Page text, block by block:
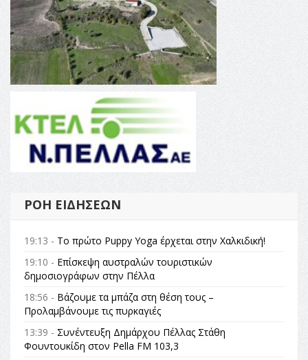
ΡΟΉ ΕΙΔΉΣΕΩΝ
19:13 - Το πρώτο Puppy Yoga έρχεται στην Χαλκιδική!
19:10 - Επίσκεψη αυστραλών τουριστικών
δημοσιογράφων στην Πέλλα
18:56 - Βάζουμε τα μπάζα στη θέση τους –
Προλαμβάνουμε τις πυρκαγιές
13:39 - Συνέντευξη Δημάρχου Πέλλας Στάθη
Φουντουκίδη στον Pella FM 103,3